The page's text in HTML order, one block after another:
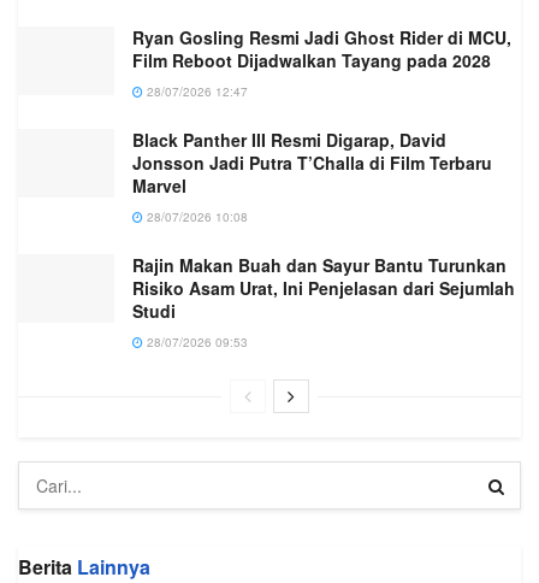
Ryan Gosling Resmi Jadi Ghost Rider di MCU,
Film Reboot Dijadwalkan Tayang pada 2028
28/07/2026 12:47
Black Panther III Resmi Digarap, David
Jonsson Jadi Putra T’Challa di Film Terbaru
Marvel
28/07/2026 10:08
Rajin Makan Buah dan Sayur Bantu Turunkan
Risiko Asam Urat, Ini Penjelasan dari Sejumlah
Studi
28/07/2026 09:53
Berita Lainnya